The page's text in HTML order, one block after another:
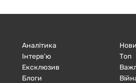
Аналітика
Інтерв'ю
Ексклюзив
Блоги
Топ